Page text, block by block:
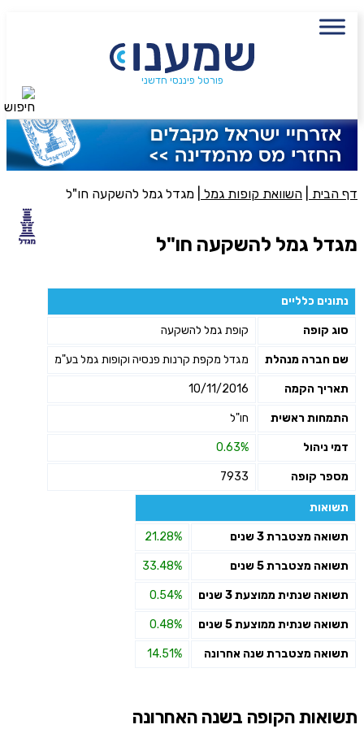
פורטל פיננסי חדשני
דף הבית השוואת קופות גמל מגדל גמל להשקעה חו"ל
מגדל גמל להשקעה חו"ל
נתונים כלליים
סוג קופה קופת גמל להשקעה
שם חברה מנהלת מגדל מקפת קרנות פנסיה וקופות גמל בע"מ
תאריך הקמה 10/11/2016
התמחות ראשית חו"ל
דמי ניהול 0.63%
מספר קופה 7933
תשואות
תשואה מצטברת 3 שנים 21.28%
תשואה מצטברת 5 שנים 33.48%
תשואה שנתית ממוצעת 3 שנים 0.54%
תשואה שנתית ממוצעת 5 שנים 0.48%
תשואה מצטברת שנה אחרונה 14.51%
תשואות הקופה בשנה האחרונה
שם מלא
פעולה נדרשת
סכום חיסכון בקרן
אני מאשר את תנאיי השימוש והפרטיות של האתר
מאשר כי פרטיי ישמשו לקבלת פניות והצעות שיווקיות למוצרים
פנסיוניים\ביטוח באמצעות טלפון, מייל או SMS מאיתנו או צד שלישי
שליחה
חיפוש